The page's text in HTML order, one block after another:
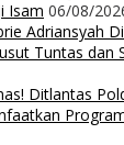
Isam 06/08/
Adriansyah
Tuntas dan
Ditlantas